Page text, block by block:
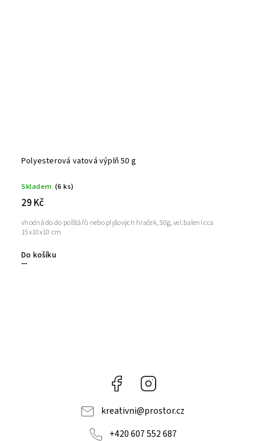
Polyesterová vatová výplň 50 g
Skladem (6 ks)
29 Kč
Do košíku
vhodná do do polštářů nebo plyšových hraček, 50g, vel.balení cca
15x10x10 cm
Facebook
kreativni@prostor.cz
+420 607 552 687